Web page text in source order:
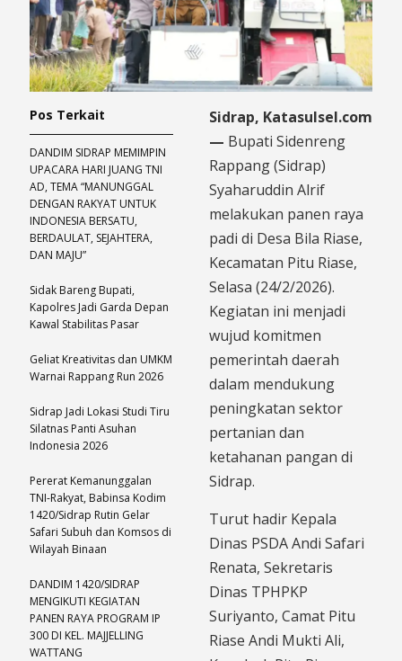
Sidrap, Katasulsel.com
— Bupati Sidenreng
Rappang (Sidrap)
Syaharuddin Alrif
melakukan panen raya
padi di Desa Bila Riase,
Kecamatan Pitu Riase,
Selasa (24/2/2026).
Kegiatan ini menjadi
wujud komitmen
pemerintah daerah
dalam mendukung
peningkatan sektor
pertanian dan
ketahanan pangan di
Sidrap.
Turut hadir Kepala
Dinas PSDA Andi Safari
Renata, Sekretaris
Dinas TPHPKP
Suriyanto, Camat Pitu
Riase Andi Mukti Ali,
Pos Terkait
DANDIM SIDRAP MEMIMPIN
UPACARA HARI JUANG TNI
AD, TEMA “MANUNGGAL
DENGAN RAKYAT UNTUK
INDONESIA BERSATU,
BERDAULAT, SEJAHTERA,
DAN MAJU”
Sidak Bareng Bupati,
Kapolres Jadi Garda Depan
Kawal Stabilitas Pasar
Geliat Kreativitas dan UMKM
Warnai Rappang Run 2026
Sidrap Jadi Lokasi Studi Tiru
Silatnas Panti Asuhan
Indonesia 2026
Pererat Kemanunggalan
TNI-Rakyat, Babinsa Kodim
1420/Sidrap Rutin Gelar
Safari Subuh dan Komsos di
Wilayah Binaan
DANDIM 1420/SIDRAP
MENGIKUTI KEGIATAN
PANEN RAYA PROGRAM IP
300 DI KEL. MAJJELLING
WATTANG